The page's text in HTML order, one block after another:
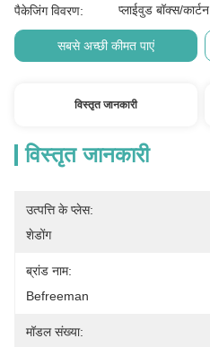
पैकेजिंग विवरण: प्लाईवुड बॉक्स/कार्टन
सबसे अच्छी कीमत पाएं
विस्तृत जानकारी
विस्तृत जानकारी
उत्पत्ति के प्लेस:
शेडोंग
ब्रांड नाम:
Befreeman
मॉडल संख्या: